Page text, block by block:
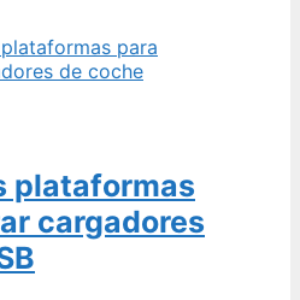
plataformas
cargadores